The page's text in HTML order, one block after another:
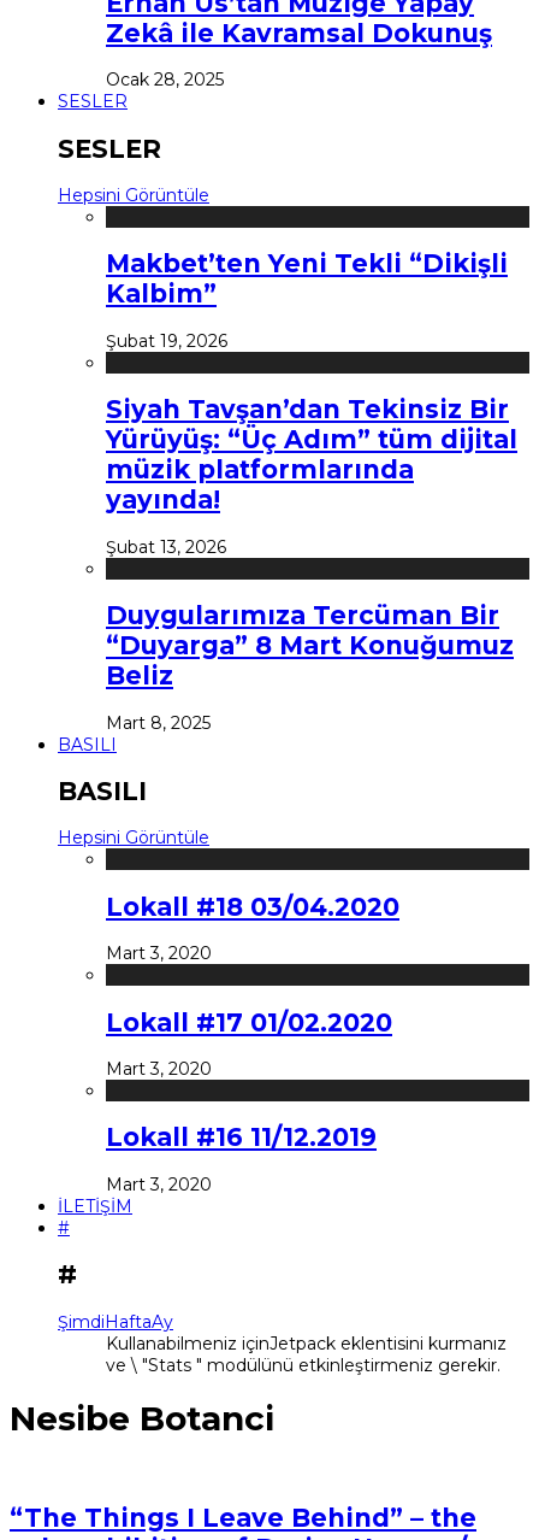
Zekâ ile Kavramsal Dokunuş
Ocak 28, 2025
SESLER
SESLER
Hepsini Görüntüle
Makbet’ten Yeni Tekli “Dikişli
Kalbim”
Şubat 19, 2026
Siyah Tavşan’dan Tekinsiz Bir
Yürüyüş: “Üç Adım” tüm dijital
müzik platformlarında
yayında!
Şubat 13, 2026
Duygularımıza Tercüman Bir
“Duyarga” 8 Mart Konuğumuz
Beliz
Mart 8, 2025
BASILI
BASILI
Hepsini Görüntüle
Lokall #18 03/04.2020
Mart 3, 2020
Lokall #17 01/02.2020
Mart 3, 2020
Lokall #16 11/12.2019
Mart 3, 2020
İLETİŞİM
#
#
ŞimdiHaftaAy
Kullanabilmeniz içinJetpack eklentisini kurmanız
ve \ "Stats " modülünü etkinleştirmeniz gerekir.
Nesibe Botanci
“The Things I Leave Behind” – the